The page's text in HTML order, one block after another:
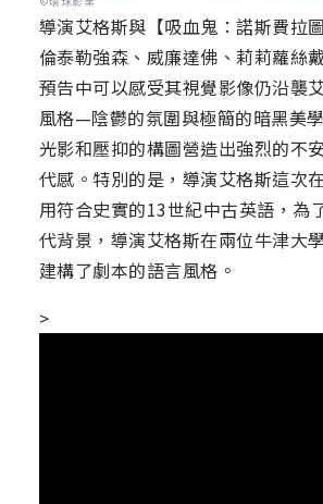
導演艾格斯與【吸血鬼：諾斯費拉
倫泰勒強森、威廉達佛、莉莉蘿絲
預告中可以感受其視覺影像仍沿襲
風格—陰鬱的氛圍與極簡的暗黑美
光影和壓抑的構圖營造出強烈的不
代感。特別的是，導演艾格斯這次
用符合史實的13世紀中古英語，為
代背景，導演艾格斯在兩位牛津大
建構了劇本的語言風格。
>